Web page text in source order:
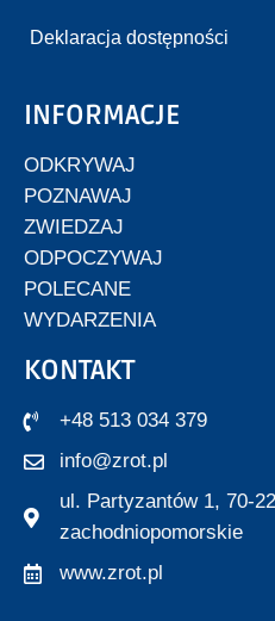
Deklaracja dostępności
INFORMACJE
ODKRYWAJ
POZNAWAJ
ZWIEDZAJ
ODPOCZYWAJ
POLECANE
WYDARZENIA
KONTAKT
+48 513 034 379
info@zrot.pl
ul. Partyzantów 1, 70-
zachodniopomorskie
www.zrot.pl